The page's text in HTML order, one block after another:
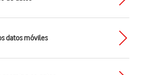
datos móviles